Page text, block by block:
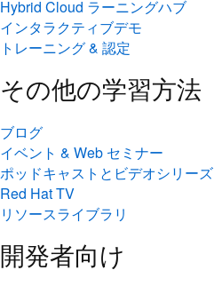
Hybrid Cloud ラーニングハブ
インタラクティブデモ
トレーニング & 認定
その他の学習方法
ブログ
イベント & Web セミナー
ポッドキャストとビデオシリーズ
Red Hat TV
リソースライブラリ
開発者向け